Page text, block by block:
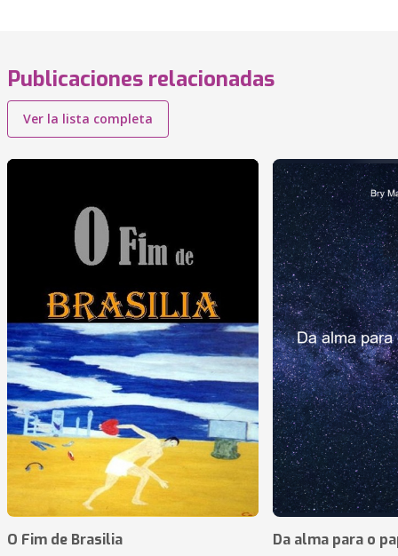
Publicaciones relacionadas
Ver la lista completa
O Fim de Brasilia Da alma para o